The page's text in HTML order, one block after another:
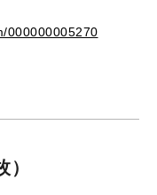
000000005270
）